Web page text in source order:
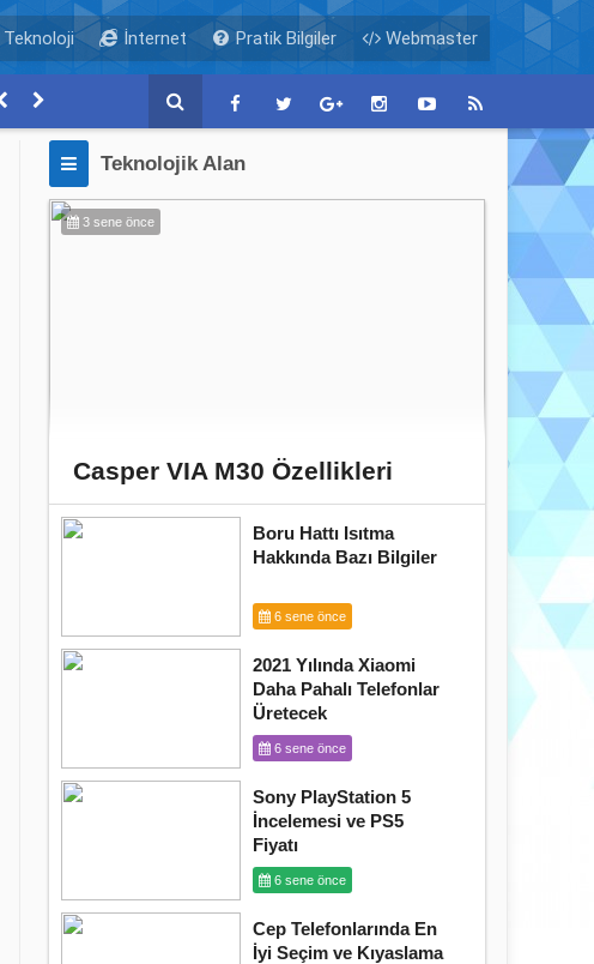
Teknoloji İnternet Pratik Bilgiler Webmaster
Teknolojik Alan
3 sene önce
Casper VIA M30 Özellikleri
Boru Hattı Isıtma
Hakkında Bazı Bilgiler
6 sene önce
2021 Yılında Xiaomi
Daha Pahalı Telefonlar
Üretecek
6 sene önce
Sony PlayStation 5
İncelemesi ve PS5
Fiyatı
6 sene önce
Cep Telefonlarında En
İyi Seçim ve Kıyaslama